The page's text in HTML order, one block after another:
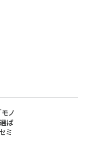
ノ
ば
ミ